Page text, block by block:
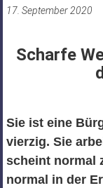
17. September 2020
Scharfe
Sie ist eine
vierzig. Sie
scheint normal
normal in der